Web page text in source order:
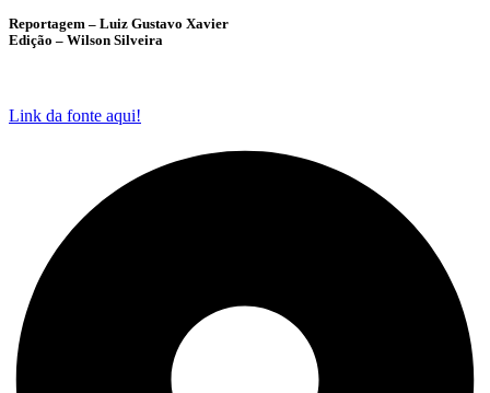
Reportagem – Luiz Gustavo Xavier
Edição – Wilson Silveira
Link da fonte aqui!